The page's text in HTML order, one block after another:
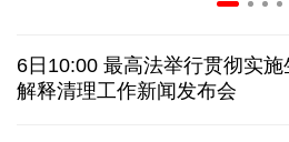
探访泰缅“死亡铁路”，见证日
6日10:00 最高法举行贯彻实
解释清理工作新闻发布会